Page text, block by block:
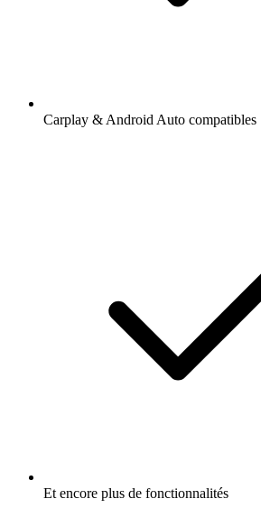
Carplay & Android Auto compatibles
Et encore plus de fonctionnalités